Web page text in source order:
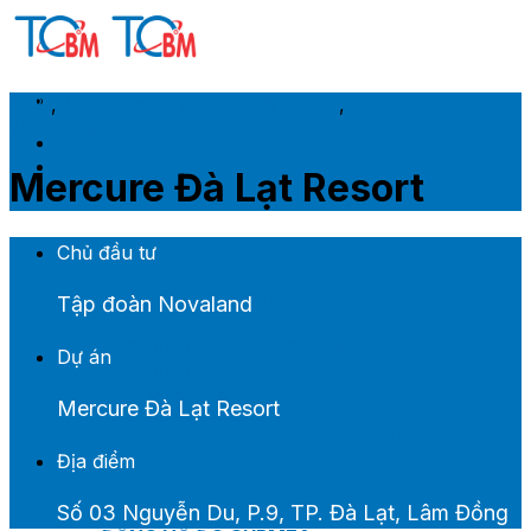
Skip
Sản phẩm M&E
CÁCH NHIỆT ARMACELL
CÁCH NHIỆT ARMAFLEX CLASS 1
CÁCH NHIỆT ARMAGEL XGH
2021 , ,
Mercure Đà Lạt Resort
Chủ đầu tư
Tập đoàn Novaland
Dự án
Mercure Đà Lạt Resort
Địa điểm
Số 03 Nguyễn Du, P.9, TP. Đà Lạt, Lâm Đồng